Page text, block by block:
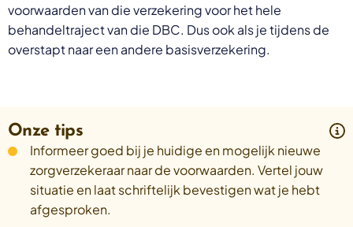
voorwaarden van die verzekering voor het hele
behandeltraject van die DBC. Dus ook als je tijdens de
overstapt naar een andere basisverzekering.
Onze tips
Informeer goed bij je huidige en mogelijk nieuwe
zorgverzekeraar naar de voorwaarden. Vertel jouw
situatie en laat schriftelijk bevestigen wat je hebt
afgesproken.